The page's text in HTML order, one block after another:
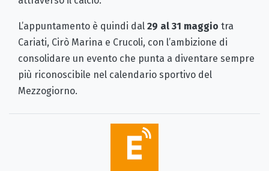
L’appuntamento è quindi dal 29 al 31 maggio tra
Cariati, Cirò Marina e Crucoli, con l’ambizione di
consolidare un evento che punta a diventare sempre
più riconoscibile nel calendario sportivo del
Mezzogiorno.